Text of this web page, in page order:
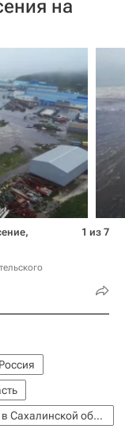
на
1 из 7
Россия
Цунами и землетрясения на Камчатке и в Сахалинской области